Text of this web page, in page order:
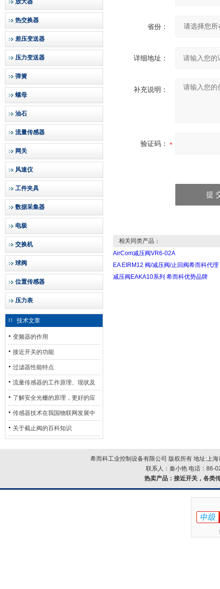
放大器
热交换器
差压变送器
压力变送器
弹簧
螺母
油石
流量传感器
网关
风速仪
工件夹具
数据采集器
电极
交换机
球阀
位置传感器
压力表
技术文章
变频器的作用
接近开关的功能
过滤器性能特点
流量传感器的工作原理、现状及
其发展前景
了解安全光栅的原理，更好的应
用安全光栅
传感器技术在我国物联网发展中
的地位*
关于截止阀的百科知识
省份：
详细地址：
补充说明：
验证码：
相关同类产品：
AirCom减压阀VR6-02A
EA EIRM12 阀/减压阀/止回阀希而科代理
减压阀EAKA10系列 希而科优势品牌
希而科工业控制设备有限公司 版权所有 地址:上
联系人：秦小艳 电话：86-
热卖产品： 接近开关，各类